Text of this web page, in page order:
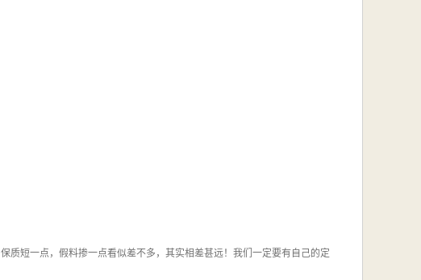
质短一点，假料掺一点看似差不多，其实相差甚远！我们一定要有自己的定